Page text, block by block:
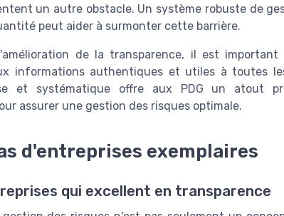
un autre obstacle. Un système robuste de
peut aider à surmonter cette barrière.
de la transparence, il est
informations authentiques et utiles à toutes
et systématique offre aux PDG un atout
assurer une gestion des risques optimale.
d'entreprises exemplaires
qui excellent en transparence